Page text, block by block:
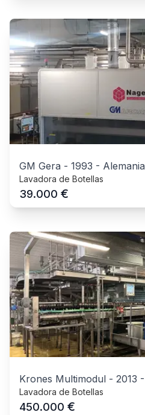
GM Gera - 1993 - Alemania
Lavadora de Botellas
39.000 €
Krones Multimodul - 2013 -
Lavadora de Botellas
450.000 €